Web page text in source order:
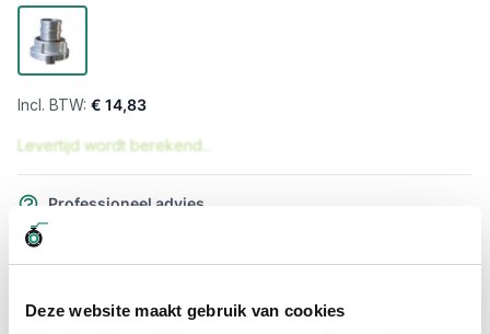
Deze website maakt gebruik van cookies
€ 14,83
Levertijd wordt berekend...
Professioneel advies
Hoge klantbeoordelingen: 9/10